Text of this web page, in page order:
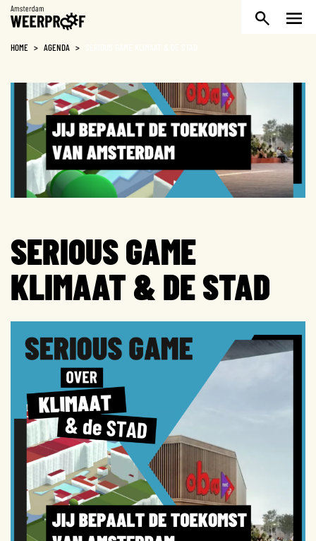
Weerproof
HOME > AGENDA >
SERIOUS GAME
KLIMAAT & DE STAD